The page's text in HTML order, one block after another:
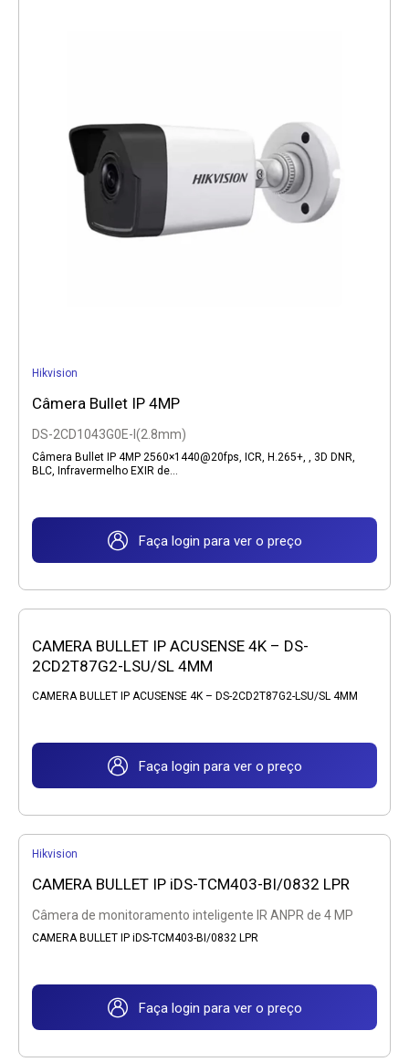
Hikvision
Câmera Bullet IP 4MP
DS-2CD1043G0E-I(2.8mm)
Câmera Bullet IP 4MP 2560×1440@20fps, ICR, H.265+, , 3D DNR,
BLC, Infravermelho EXIR de...
Faça login para ver o preço
CAMERA BULLET IP ACUSENSE 4K – DS-
2CD2T87G2-LSU/SL 4MM
CAMERA BULLET IP ACUSENSE 4K – DS-2CD2T87G2-LSU/SL 4MM
Faça login para ver o preço
Hikvision
CAMERA BULLET IP iDS-TCM403-BI/0832 LPR
Câmera de monitoramento inteligente IR ANPR de 4 MP
CAMERA BULLET IP iDS-TCM403-BI/0832 LPR
Faça login para ver o preço